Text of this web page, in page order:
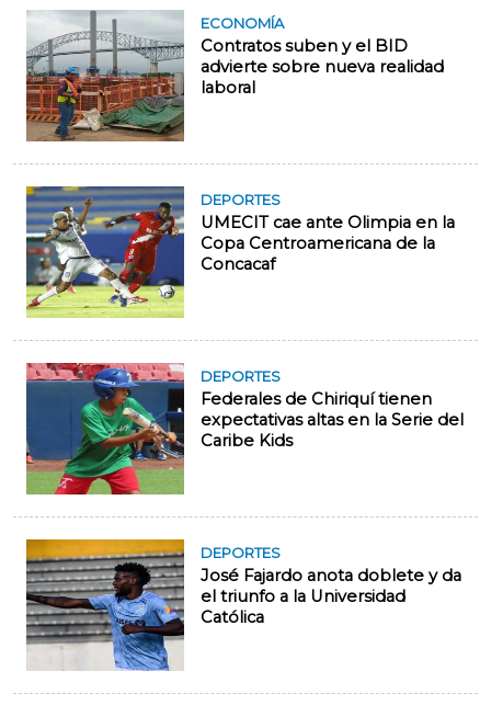
ECONOMÍA
Contratos suben y el BID
advierte sobre nueva realidad
laboral
DEPORTES
UMECIT cae ante Olimpia en la
Copa Centroamericana de la
Concacaf
DEPORTES
Federales de Chiriquí tienen
expectativas altas en la Serie del
Caribe Kids
DEPORTES
José Fajardo anota doblete y da
el triunfo a la Universidad
Católica